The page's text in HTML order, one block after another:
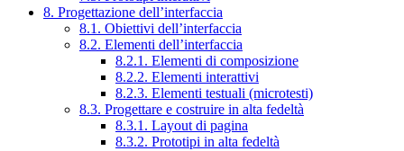
8. Progettazione dell’interfaccia
8.1. Obiettivi dell’interfaccia
8.2. Elementi dell’interfaccia
8.2.1. Elementi di composizione
8.2.2. Elementi interattivi
8.2.3. Elementi testuali (microtesti)
8.3. Progettare e costruire in alta fedeltà
8.3.1. Layout di pagina
8.3.2. Prototipi in alta fedeltà